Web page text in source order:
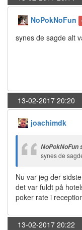
NoPokNoFun
synes de sagde alt
13-02-2017 20:20
joachimdk
NoPokNoFun
synes de
Nu var jeg der
det var fuldt på
poker rate i
13-02-2017 20:22